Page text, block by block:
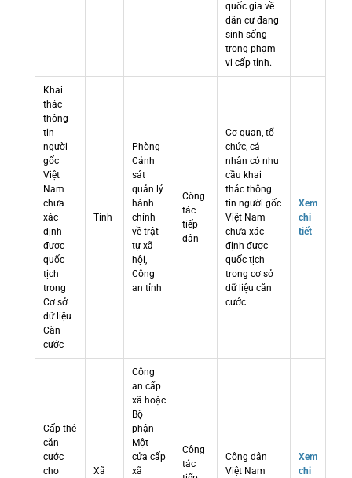
quốc gia về
dân cư đang
sinh sống
trong phạm
vi cấp tỉnh.
Khai
thác
thông
tin
người
gốc
Việt
Nam
chưa
xác
định
được
quốc
tịch
trong
Cơ sở
dữ liệu
Căn
cước
Tỉnh
Phòng
Cảnh
sát
quản lý
hành
chính
về trật
tự xã
hội,
Công
an tỉnh
Công
tác
tiếp
dân
Cơ quan, tổ
chức, cá
nhân có nhu
cầu khai
thác thông
tin người gốc
Việt Nam
chưa xác
định được
quốc tịch
trong cơ sở
dữ liệu căn
cước.
Xem
chi
tiết
Cấp thẻ
căn
cước
cho
Xã
Công
an cấp
xã hoặc
Bộ
phận
Một
cửa cấp
xã
Công
tác
Công dân
Việt Nam
Xem
chi